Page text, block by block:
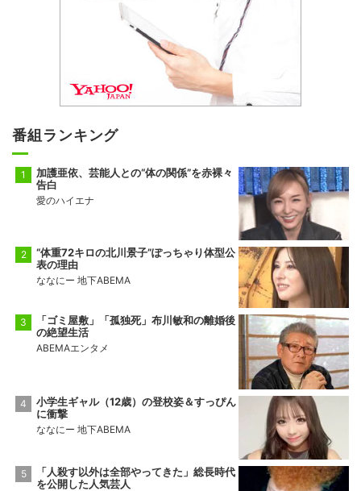
番組ランキング
加護亜依、芸能人との“体の関係”を赤裸々
告白
愛のハイエナ
“体重72キロの北川景子”ぽっちゃり体型公
表の理由
ななにー 地下ABEMA
「ゴミ屋敷」「孤独死」布川敏和の離婚後
の絶望生活
ABEMAエンタメ
小学生ギャル（12歳）の登校姿＆すっぴん
に衝撃
ななにー 地下ABEMA
「人殺す以外は全部やってきた」総長時代
を公開した人気芸人